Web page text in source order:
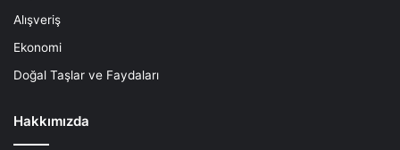
Alışveriş
Ekonomi
Doğal Taşlar ve Faydaları
Hakkımızda